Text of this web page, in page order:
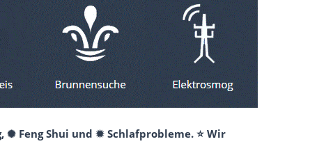
Feng Shui und ✹ Schlafprobleme. ⭐ Wir